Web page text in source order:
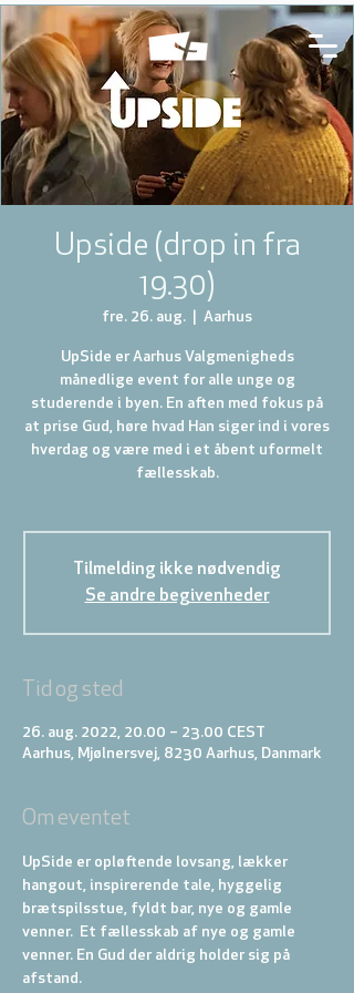
Upside (drop in fra
19.30)
fre. 26. aug. Aarhus
UpSide er Aarhus Valgmenigheds
månedlige event for alle unge og
studerende i byen. En aften med fokus på
at prise Gud, høre hvad Han siger ind i vores
hverdag og være med i et åbent uformelt
fællesskab.
Tilmelding ikke nødvendig
Se andre begivenheder
Tid og sted
26. aug. 2022, 20.00 – 23.00 CEST
Aarhus, Mjølnersvej, 8230 Aarhus, Danmark
Om eventet
UpSide er opløftende lovsang, lækker
hangout, inspirerende tale, hyggelig
brætspilsstue, fyldt bar, nye og gamle
venner.  Et fællesskab af nye og gamle
venner. En Gud der aldrig holder sig på
afstand.